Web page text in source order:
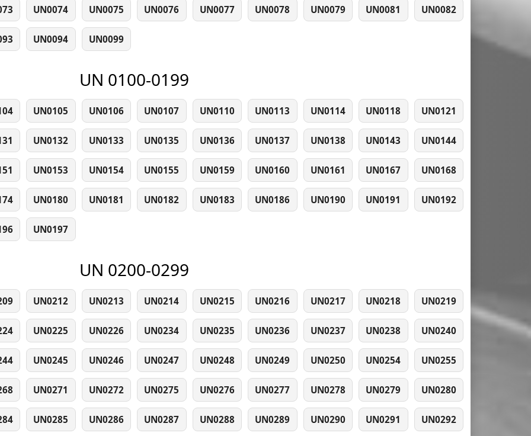
UN0074 UN0075 UN0076 UN0077 UN0078 UN0079 UN0081 UN0082
UN0094 UN0099
UN 0100-0199
UN0105 UN0106 UN0107 UN0110 UN0113 UN0114 UN0118 UN0121
UN0132 UN0133 UN0135 UN0136 UN0137 UN0138 UN0143 UN0144
UN0153 UN0154 UN0155 UN0159 UN0160 UN0161 UN0167 UN0168
UN0180 UN0181 UN0182 UN0183 UN0186 UN0190 UN0191 UN0192
UN0197
UN 0200-0299
UN0212 UN0213 UN0214 UN0215 UN0216 UN0217 UN0218 UN0219
UN0225 UN0226 UN0234 UN0235 UN0236 UN0237 UN0238 UN0240
UN0245 UN0246 UN0247 UN0248 UN0249 UN0250 UN0254 UN0255
UN0271 UN0272 UN0275 UN0276 UN0277 UN0278 UN0279 UN0280
UN0285 UN0286 UN0287 UN0288 UN0289 UN0290 UN0291 UN0292